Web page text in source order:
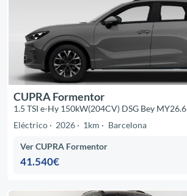
CUPRA Formentor
1.5 TSI e-Hy 150kW(204CV) DSG Bey MY26.6
Eléctrico
2026 1km Barcelona
Ver CUPRA Formentor
41.540€